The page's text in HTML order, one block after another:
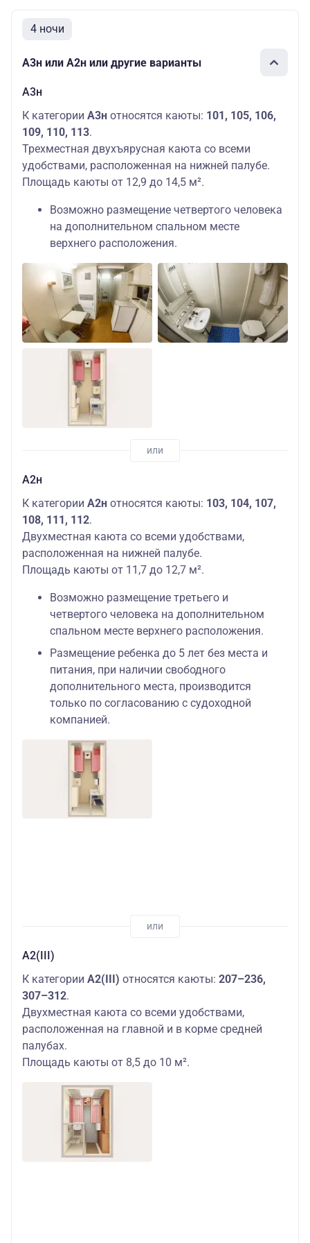
4 ночи
А3н или А2н или другие варианты
А3н
К категории А3н относятся каюты: 101, 105, 106,
109, 110, 113.
Трехместная двухъярусная каюта со всеми
удобствами, расположенная на нижней палубе.
Площадь каюты от 12,9 до 14,5 м².
Возможно размещение четвертого человека
на дополнительном спальном месте
верхнего расположения.
А2н
К категории А2н относятся каюты: 103, 104, 107,
108, 111, 112.
Двухместная каюта со всеми удобствами,
расположенная на нижней палубе.
Площадь каюты от 11,7 до 12,7 м².
Возможно размещение третьего и
четвертого человека на дополнительном
спальном месте верхнего расположения.
Размещение ребенка до 5 лет без места и
питания, при наличии свободного
дополнительного места, производится
только по согласованию с судоходной
компанией.
А2(III)
К категории А2(III) относятся каюты: 207–236,
307–312.
Двухместная каюта со всеми удобствами,
расположенная на главной и в корме средней
палубах.
Площадь каюты от 8,5 до 10 м².